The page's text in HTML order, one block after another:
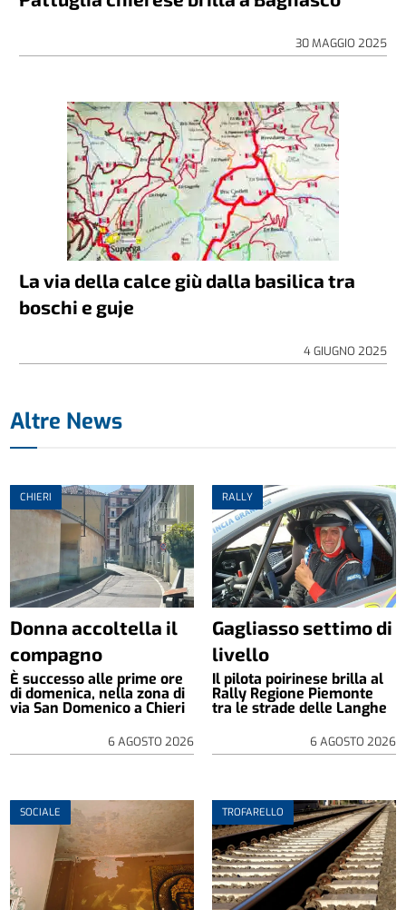
30 MAGGIO 2025
La via della calce giù dalla basilica tra
boschi e guje
4 GIUGNO 2025
Altre News
CHIERI
Donna accoltella il
compagno
È successo alle prime ore
di domenica, nella zona di
via San Domenico a Chieri
6 AGOSTO 2026
RALLY
Gagliasso settimo di
livello
Il pilota poirinese brilla al
Rally Regione Piemonte
tra le strade delle Langhe
6 AGOSTO 2026
SOCIALE TROFARELLO